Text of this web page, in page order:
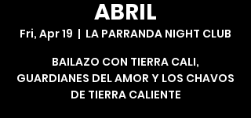
ABRIL
Fri, Apr 19
  |
LA PARRANDA NIGHT CLUB
BAILAZO CON TIERRA CALI,
GUARDIANES DEL AMOR Y LOS CHAVOS
DE TIERRA CALIENTE